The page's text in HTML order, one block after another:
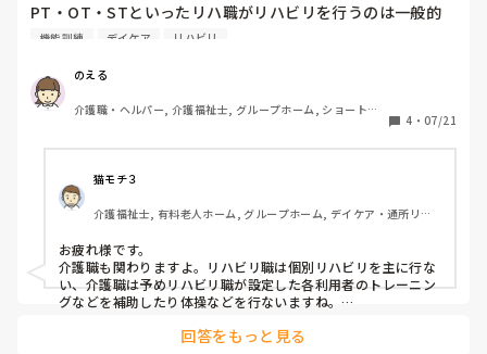
介助の段取りもあるので、ある地点から動かないFさんを職
員が移動介助を行わざるをえないのですが、それをケアマネ
「Fさんは、自走を促すことになっていますよね？職員がす
ぐに手を貸すから、Fさんもますますそれに甘えるようにな
るんです」と、もっともらしいことを言われました。たしか
に、ちゃんと手を添えて「Fさん、頑張って！ちょっとでも
数cmは前進します。でも、他の利用者の介助もある中で、F
さんに付きっきりで、居室からリビングまでの5〜6メートル
けっきょく「部屋まで送って」というFさんの要望に対し
て、「自分でこいでくださいね〜」と声掛けだけして、他の
利用者の誘導を終えて一番あとになって、微動だにしないF
さんを送るのが日課になっています。
PT・OT・STといったリハ職がリハビリを行うのは一般的
かと思いますが、介護職もリハビリに関わることはあります
私が勤務していたデイケアでは、リハ職のリハビリがない利
用者様に対して、介護職がダンベル体操や段差昇降などを一
緒に行い、日常生活動作の維持・向上を目的とした体操を行
皆さんの施設ではいかがですか？
利用者様全員がリハ職からリハビリを受けているのでしょう
か？それとも、介護職もリハビリ的な関わりをされています
機能訓練 デイケア リハビリ
のえる
介護職・ヘルパー, 介護福祉士, グループホーム, ショートス
4 ・ 07/21
猫モチ３
介護福祉士, 有料老人ホーム, グループホーム, デイケア・通所リハ,
お疲れ様です。
介護職も関わりますよ。リハビリ職は個別リハビリを主に行な
い、介護職は予めリハビリ職が設定した各利用者のトレーニン
グなどを補助したり体操などを行ないますね。
(それを目指すと人件費がバカ高くなります…)ので、直接身体
回答をもっと見る